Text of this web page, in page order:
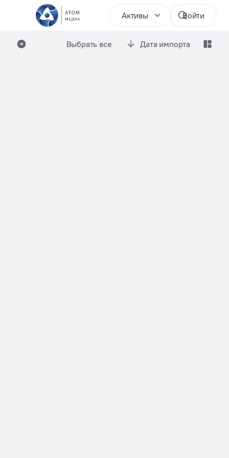
Активы Войти
Выбрать все Дата импорта